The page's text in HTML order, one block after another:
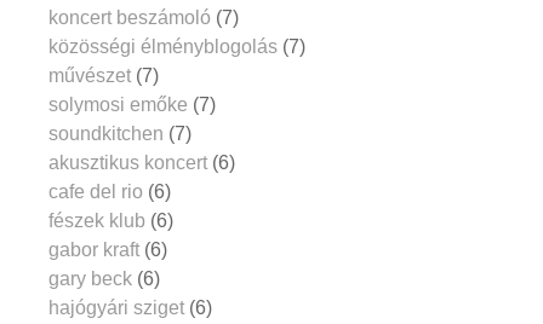
koncert beszámoló (7)
közösségi élményblogolás (7)
művészet (7)
solymosi emőke (7)
soundkitchen (7)
akusztikus koncert (6)
cafe del rio (6)
fészek klub (6)
gabor kraft (6)
gary beck (6)
hajógyári sziget (6)